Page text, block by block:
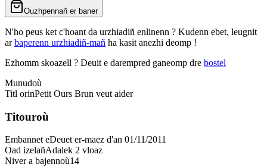
Ouzhpennañ er baner
N'ho peus ket c'hoant da urzhiadiñ enlinenn ? Kudenn ebet, leugnit
arbaperenn urzhiadiñ-mañ ha kasit anezhi deomp !
Ezhomm skoazell ? Deuit e darempred ganeomp dre bostel
Munudoù
Titl orinPetit Ours Brun veut aider
Titouroù
Embannet eDeuet er-maez d'an 01/11/2011
Oad izelañAdalek 2 vloaz
Niver a bajennoù14